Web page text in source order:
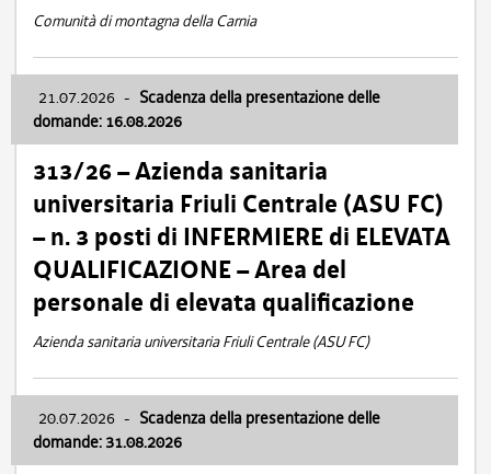
Comunità di montagna della Carnia
21.07.2026 - Scadenza della presentazione delle
domande: 16.08.2026
313/26 – Azienda sanitaria
universitaria Friuli Centrale (ASU FC)
– n. 3 posti di INFERMIERE di ELEVATA
QUALIFICAZIONE – Area del
personale di elevata qualificazione
Azienda sanitaria universitaria Friuli Centrale (ASU FC)
20.07.2026 - Scadenza della presentazione delle
domande: 31.08.2026